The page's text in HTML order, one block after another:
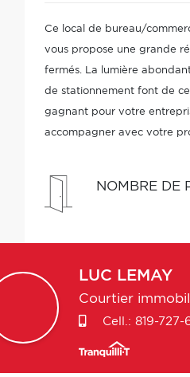
Ce local de bureau/
vous propose une grande
fermés. La lumière
de stationnement font de
gagnant pour votre
accompagner avec votre
NOMBRE DE
LUC LEMAY
Courtier
Cell.: 819-727-